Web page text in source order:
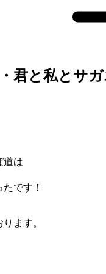
君と私とサガ
は
です！
ます。